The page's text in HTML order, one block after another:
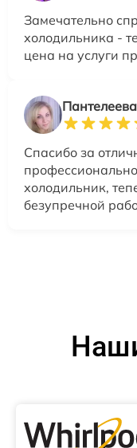
Замечательно
холодильника -
цена на услуги
Спасибо за
холодильник,
безупречной